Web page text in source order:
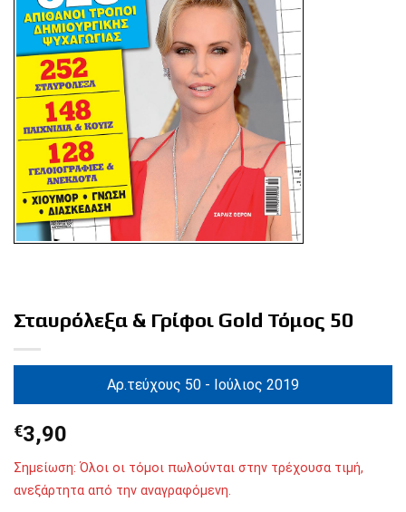
Σταυρόλεξα & Γρίφοι Gold Τόμος 50
Αρ.τεύχους 50 - Ιούλιος 2019
€3,90
Σημείωση: Όλοι οι τόμοι πωλούνται στην τρέχουσα τιμή,
ανεξάρτητα από την αναγραφόμενη.